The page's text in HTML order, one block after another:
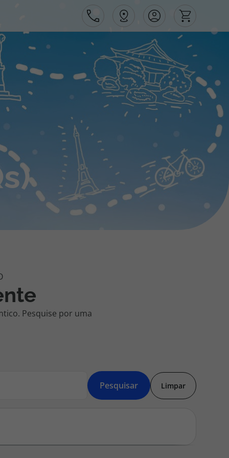
Área de Cliente
Agências
Contactos
Apoio ao cliente em Portugal
218 925 471
Apoio ao cliente no Estrangeiro
dispor o nosso call center a funcionar todos os dias úteis das
10:00 às 20:00 e Sábado das 10:00 às 14:00.
Pesquise por uma
Pesquisar Limpar